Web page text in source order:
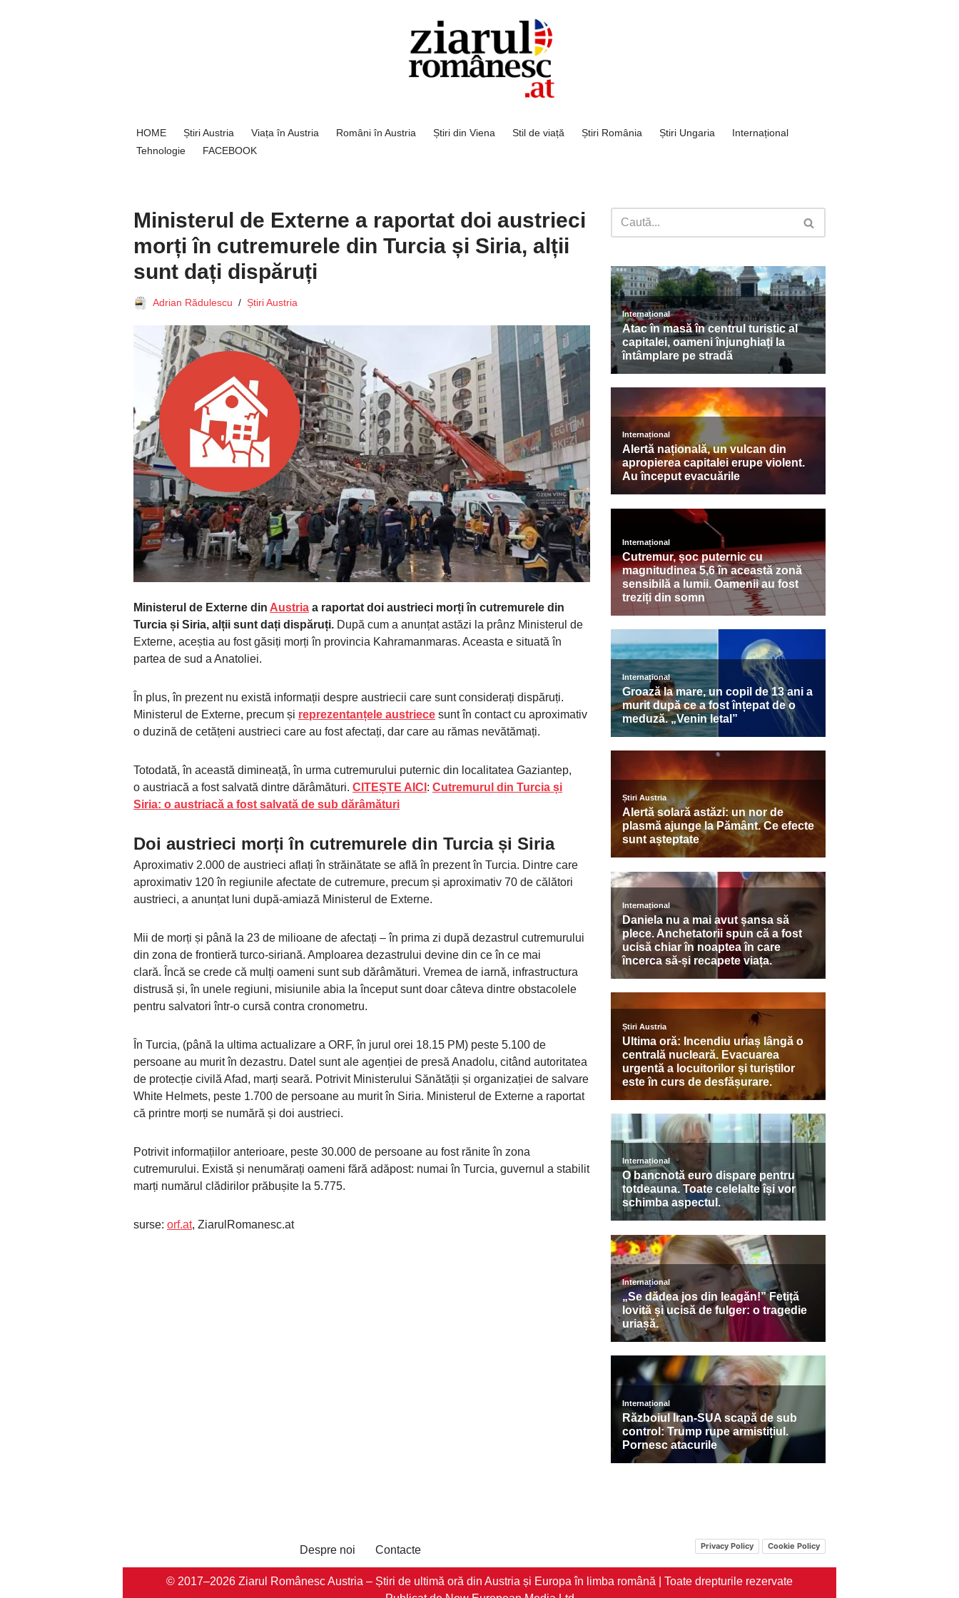
HOME Știri Austria Viața în Austria Români în Austria Știri din Viena Stil de viață Știri România Știri Ungaria
Internațional
Tehnologie
FACEBOOK
Ministerul de Externe a raportat doi austrieci
morți în cutremurele din Turcia și Siria, alții
sunt dați dispăruți
Adrian Rădulescu Știri Austria
Ministerul de Externe din Austria a raportat doi austrieci morți în cutremurele din
Turcia și Siria, alții sunt dați dispăruți. După cum a anunțat astăzi la prânz Ministerul de
Externe, aceștia au fost găsiți morți în provincia Kahramanmaras. Aceasta e situată în
partea de sud a Anatoliei.
În plus, în prezent nu există informații despre austriecii care sunt considerați dispăruți.
Ministerul de Externe, precum și reprezentanțele austriece sunt în contact cu aproximativ
o duzină de cetățeni austrieci care au fost afectați, dar care au rămas nevătămați.
Totodată, în această dimineață, în urma cutremurului puternic din localitatea Gaziantep,
o austriacă a fost salvată dintre dărâmături. CITEȘTE AICI : Cutremurul din Turcia și
Siria: o austriacă a fost salvată de sub dărâmături
Doi austrieci morți în cutremurele din Turcia și Siria
Aproximativ 2.000 de austrieci aflați în străinătate se află în prezent în Turcia. Dintre care
aproximativ 120 în regiunile afectate de cutremure, precum și aproximativ 70 de călători
austrieci, a anunțat luni după-amiază Ministerul de Externe.
Mii de morți și până la 23 de milioane de afectați – în prima zi după dezastrul cutremurului
din zona de frontieră turco-siriană. Amploarea dezastrului devine din ce în ce mai
clară. Încă se crede că mulți oameni sunt sub dărâmături. Vremea de iarnă, infrastructura
distrusă și, în unele regiuni, misiunile abia la început sunt doar câteva dintre obstacolele
pentru salvatori într-o cursă contra cronometru.
În Turcia, (până la ultima actualizare a ORF, în jurul orei 18.15 PM) peste 5.100 de
persoane au murit în dezastru. Datel sunt ale agenției de presă Anadolu, citând autoritatea
de protecție civilă Afad, marți seară. Potrivit Ministerului Sănătății și organizației de salvare
White Helmets, peste 1.700 de persoane au murit în Siria. Ministerul de Externe a raportat
că printre morți se numără și doi austrieci.
Potrivit informațiilor anterioare, peste 30.000 de persoane au fost rănite în zona
cutremurului. Există și nenumărați oameni fără adăpost: numai în Turcia, guvernul a stabilit
marți numărul clădirilor prăbușite la 5.775.
surse: orf.at, ZiarulRomanesc.at
Despre noi Contacte Privacy Policy Cookie Policy
© 2017–2026 Ziarul Românesc Austria – Știri de ultimă oră din Austria și Europa în limba română | Toate drepturile rezervate